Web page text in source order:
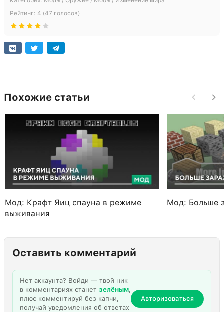
Рейтинг: 4 (47 голосов)
Похожие статьи
Мод: Крафт Яиц спауна в режиме
выживания
Мод: Больше
Оставить комментарий
Нет аккаунта? Войди — твой ник
в комментариях станет зелёным,
плюс комментируй без капчи,
получай уведомления об ответах
Авторизоваться